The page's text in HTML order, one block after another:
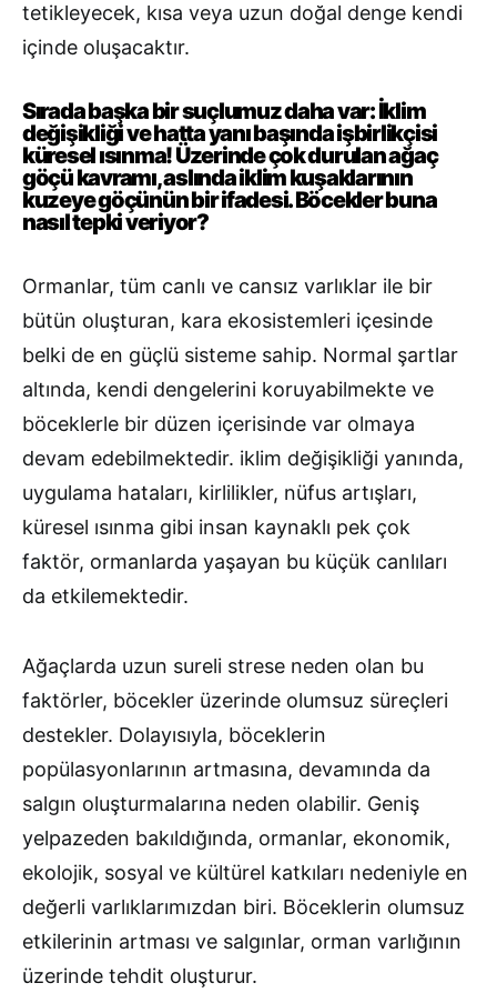
tetikleyecek, kısa veya uzun doğal denge kendi
içinde oluşacaktır.
Sırada başka bir suçlumuz daha var: İklim
değişikliği ve hatta yanı başında işbirlikçisi
küresel ısınma! Üzerinde çok durulan ağaç
göçü kavramı, aslında iklim kuşaklarının
kuzeye göçünün bir ifadesi. Böcekler buna
nasıl tepki veriyor?
Ormanlar, tüm canlı ve cansız varlıklar ile bir
bütün oluşturan, kara ekosistemleri içesinde
belki de en güçlü sisteme sahip. Normal şartlar
altında, kendi dengelerini koruyabilmekte ve
böceklerle bir düzen içerisinde var olmaya
devam edebilmektedir. iklim değişikliği yanında,
uygulama hataları, kirlilikler, nüfus artışları,
küresel ısınma gibi insan kaynaklı pek çok
faktör, ormanlarda yaşayan bu küçük canlıları
da etkilemektedir.
Ağaçlarda uzun sureli strese neden olan bu
faktörler, böcekler üzerinde olumsuz süreçleri
destekler. Dolayısıyla, böceklerin
popülasyonlarının artmasına, devamında da
salgın oluşturmalarına neden olabilir. Geniş
yelpazeden bakıldığında, ormanlar, ekonomik,
ekolojik, sosyal ve kültürel katkıları nedeniyle en
değerli varlıklarımızdan biri. Böceklerin olumsuz
etkilerinin artması ve salgınlar, orman varlığının
üzerinde tehdit oluşturur.